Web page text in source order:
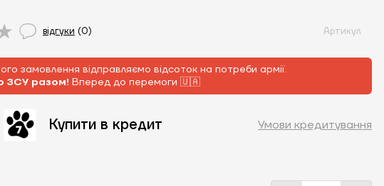
відгуки (0) Артикул
замовлення відправляємо відсоток на потреби армії.
ЗСУ разом! Вперед до перемоги 🇺🇦
Купити в кредит Умови кредитування